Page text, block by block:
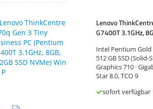
Lenovo
G7400T 3.1GHz,
Intel Pentium Gold
512 GB SSD
Graphics 710 ·
Star 8.0, TCO 9
sofort verfügbar